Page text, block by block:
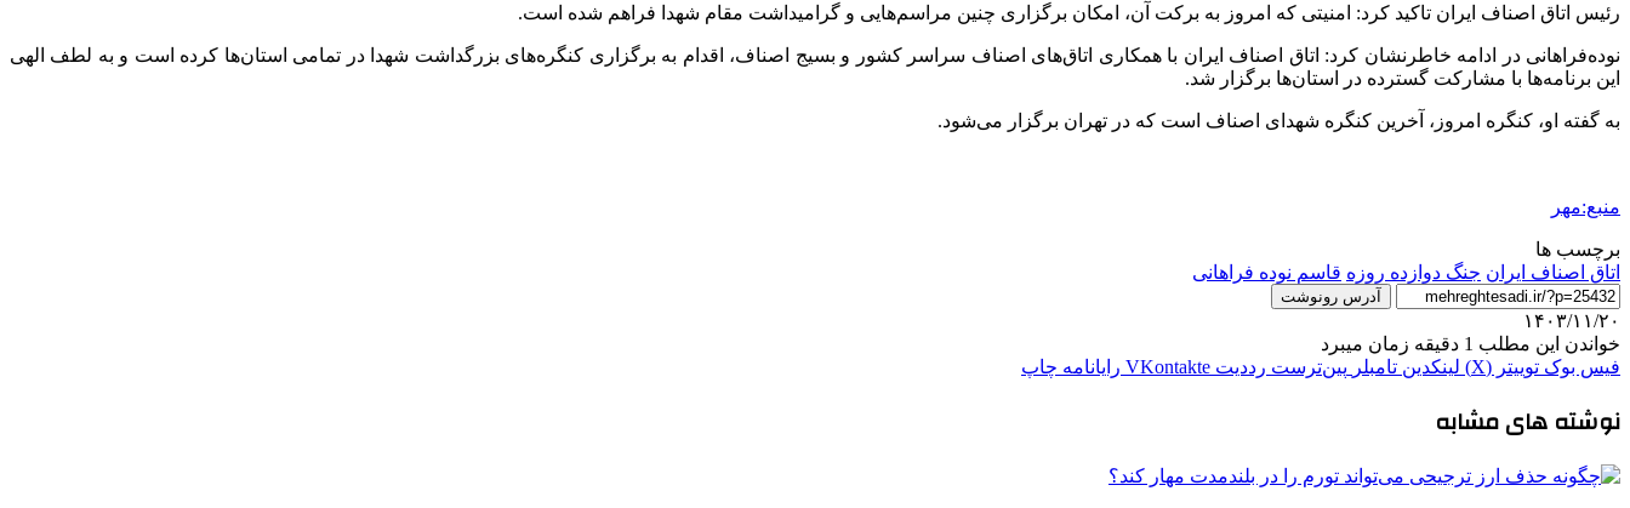
رئیس اتاق اصناف ایران تاکید کرد: امنیتی که امروز به برکت آن، امکان برگزاری چنین مراسم‌هایی و گرامیداشت مقام شهدا فراهم شده است.
نوده‌فراهانی در ادامه خاطرنشان کرد: اتاق اصناف ایران با همکاری اتاق‌های اصناف سراسر کشور و بسیج اصناف، اقدام به برگزاری کنگره‌های بزرگداشت شهدا در تمامی استان‌ها کرده است و به لطف الهی
این برنامه‌ها با مشارکت گسترده در استان‌ها برگزار شد.
به گفته او، کنگره امروز، آخرین کنگره شهدای اصناف است که در تهران برگزار می‌شود.
منبع:مهر
برچسب ها
اتاق اصناف ایران جنگ دوازده روزه قاسم نوده فراهانی
آدرس رونوشت
۱۴۰۳/۱۱/۲۰
خواندن این مطلب 1 دقیقه زمان میبرد
فیس بوک توییتر (X) لینکدین ‫تامبلر ‫پین‌ترست ‫رددیت ‫VKontakte رایانامه چاپ
نوشته های مشابه